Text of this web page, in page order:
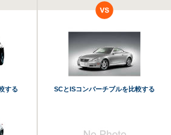
する SCとISコンバーチブルを比較する